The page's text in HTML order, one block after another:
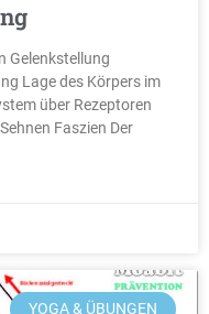
Gelenkstellung
Lage des Körpers im
über Rezeptoren
Faszien Der
YOGA & ÜBUNGEN